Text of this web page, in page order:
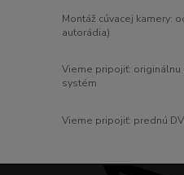
Montáž cúvacej kamery:
autorádia)
Vieme pripojiť: originálnu
systém
Vieme pripojiť: prednú